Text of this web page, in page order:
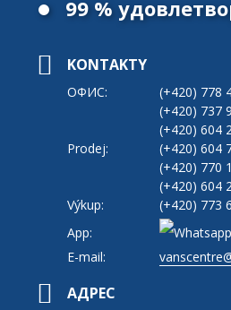
99 %
KONTAKTY
ОФИС: (+420) 778
(+420) 737
(+420) 604
Prodej:
(+420) 604
(+420) 770
(+420) 604
Výkup:
(+420) 773
App:
E-mail:
АДРЕС